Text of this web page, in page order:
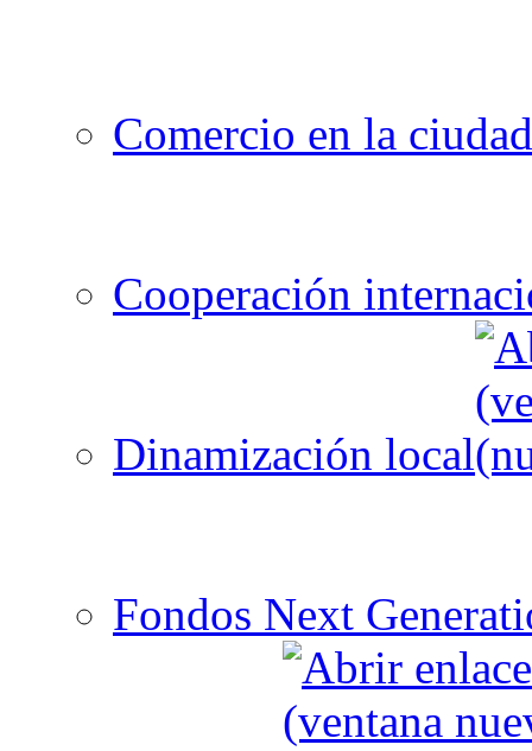
Comercio en la ciudad
Cooperación
Dinamización local
Fondos Next